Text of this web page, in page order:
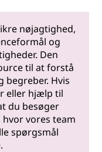
nøjagtighed,
og
Den
til at forstå
begreber. Hvis
eller hjælp til
du besøger
hvor vores team
spørgsmål